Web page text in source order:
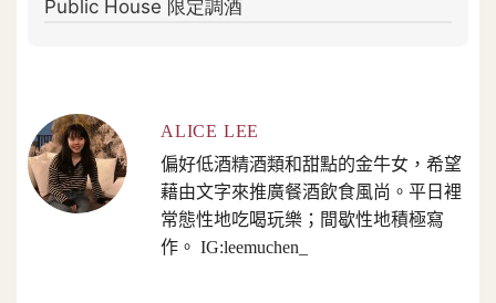
ALICE LEE
偏好低酒精酒類和甜點的金牛女，希望
藉由文字來推廣餐酒飲食風尚。平日裡
常態性地吃喝玩樂；間歇性地積極寫
作。 IG:leemuchen_